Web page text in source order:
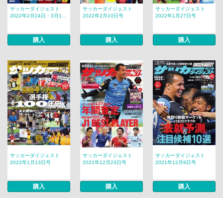
サッカーダイジェスト
2022年2月24日・3月1...
購入
サッカーダイジェスト
2022年2月10日号
購入
サッカーダイジェスト
2022年1月27日号
購入
サッカーダイジェスト
2022年1月13日号
購入
サッカーダイジェスト
2021年12月23日号
購入
サッカーダイジェスト
2021年12月9日号
購入